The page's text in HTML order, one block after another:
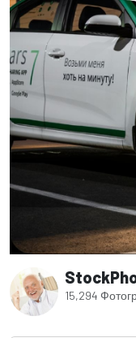
15,294